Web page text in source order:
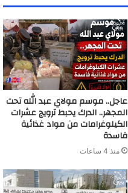
عاجل.. موسم مولاي عبد الله تحت
المجهر.. الدرك يحبط ترويج عشرات
الكيلوغرامات من مواد غذائية
فاسدة
منذ 4 ساعات